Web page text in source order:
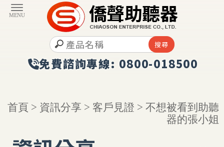
首頁 > 資訊分享 > 客戶見證 > 不想被看到助聽
器的張小姐